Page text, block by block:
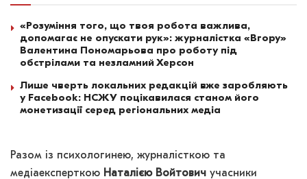
«Розуміння того, що твоя робота важлива,
допомагає не опускати рук»: журналістка «Вгору»
Валентина Пономарьова про роботу під
обстрілами та незламний Херсон
Лише чверть локальних редакцій вже заробляють
у Facebook: НСЖУ поцікавилася станом його
монетизації серед регіональних медіа
Разом із психологинею, журналісткою та
медіаексперткою Наталією Войтович учасники